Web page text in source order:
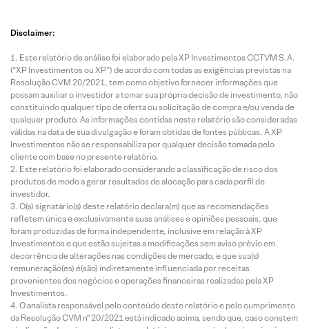
Disclaimer:
Este relatório de análise foi elaborado pela XP Investimentos CCTVM S.A.
(“XP Investimentos ou XP”) de acordo com todas as exigências previstas na
Resolução CVM 20/2021, tem como objetivo fornecer informações que
possam auxiliar o investidor a tomar sua própria decisão de investimento, não
constituindo qualquer tipo de oferta ou solicitação de compra e/ou venda de
qualquer produto. As informações contidas neste relatório são consideradas
válidas na data de sua divulgação e foram obtidas de fontes públicas. A XP
Investimentos não se responsabiliza por qualquer decisão tomada pelo
cliente com base no presente relatório.
Este relatório foi elaborado considerando a classificação de risco dos
produtos de modo a gerar resultados de alocação para cada perfil de
investidor.
O(s) signatário(s) deste relatório declara(m) que as recomendações
refletem única e exclusivamente suas análises e opiniões pessoais, que
foram produzidas de forma independente, inclusive em relação à XP
Investimentos e que estão sujeitas a modificações sem aviso prévio em
decorrência de alterações nas condições de mercado, e que sua(s)
remuneração(es) é(são) indiretamente influenciada por receitas
provenientes dos negócios e operações financeiras realizadas pela XP
Investimentos.
O analista responsável pelo conteúdo deste relatório e pelo cumprimento
da Resolução CVM nº 20/2021 está indicado acima, sendo que, caso constem